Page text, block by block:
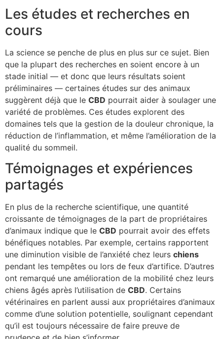
Les études et recherches en
cours
La science se penche de plus en plus sur ce sujet. Bien
que la plupart des recherches en soient encore à un
stade initial — et donc que leurs résultats soient
préliminaires — certaines études sur des animaux
suggèrent déjà que le CBD pourrait aider à soulager une
variété de problèmes. Ces études explorent des
domaines tels que la gestion de la douleur chronique, la
réduction de l’inflammation, et même l’amélioration de la
qualité du sommeil.
Témoignages et expériences
partagés
En plus de la recherche scientifique, une quantité
croissante de témoignages de la part de propriétaires
d’animaux indique que le CBD pourrait avoir des effets
bénéfiques notables. Par exemple, certains rapportent
une diminution visible de l’anxiété chez leurs chiens
pendant les tempêtes ou lors de feux d’artifice. D’autres
ont remarqué une amélioration de la mobilité chez leurs
chiens âgés après l’utilisation de CBD. Certains
vétérinaires en parlent aussi aux propriétaires d’animaux
comme d’une solution potentielle, soulignant cependant
qu’il est toujours nécessaire de faire preuve de